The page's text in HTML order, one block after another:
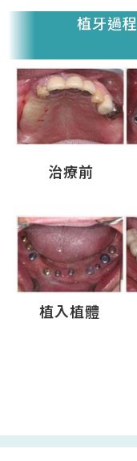
植牙過程
治療前
植入植體